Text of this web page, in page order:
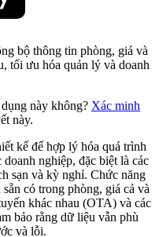
bộ thông tin phòng, giá và
tối ưu hóa quản lý và doanh
này không? Xác minh
này.
kế để hợp lý hóa quá trình
nghiệp, đặc biệt là các
sạn và kỳ nghỉ. Chức năng
có trong phòng, giá cả và
khác nhau (OTA) và các
bảo rằng dữ liệu vẫn phù
và lỗi.